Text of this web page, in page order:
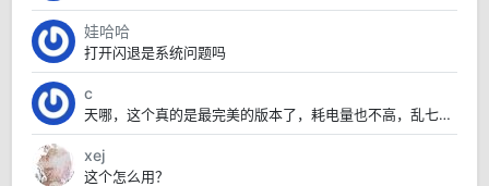
娃哈哈
打开闪退是系统问题吗
c
天哪，这个真的是最完美的版本了，耗电量也不高，乱七八糟的也没有，太赞了
xej
这个怎么用？